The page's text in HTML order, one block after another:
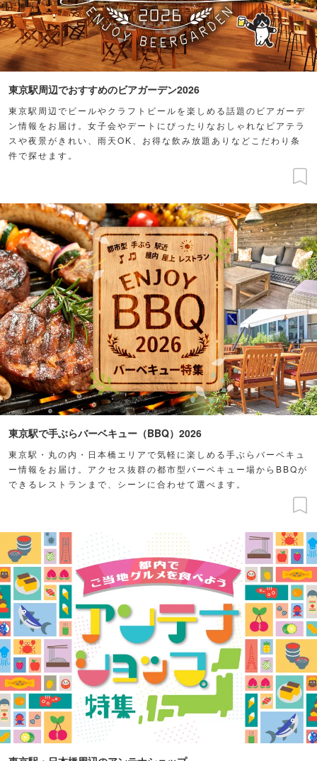
東京駅周辺でおすすめのビアガーデン2026
東京駅周辺でビールやクラフトビールを楽しめる話題のビアガーデ
ン情報をお届け。女子会やデートにぴったりなおしゃれなビアテラ
スや夜景がきれい、雨天OK、お得な飲み放題ありなどこだわり条
件で探せます。
東京駅で手ぶらバーベキュー（BBQ）2026
東京駅・丸の内・日本橋エリアで気軽に楽しめる手ぶらバーベキュ
ー情報をお届け。アクセス抜群の都市型バーベキュー場からBBQが
できるレストランまで、シーンに合わせて選べます。